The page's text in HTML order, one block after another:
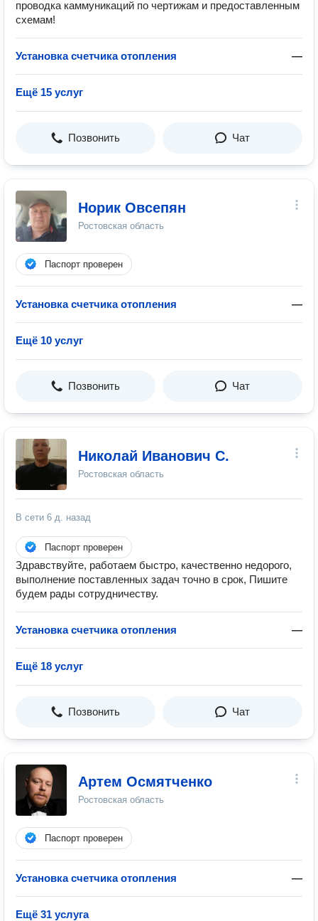
проводка каммуникаций по чертижам и предоставленным
схемам!
Установка счетчика отопления —
Ещё 15 услуг
Позвонить Чат
Норик Овсепян
Ростовская область
Паспорт проверен
Установка счетчика отопления —
Ещё 10 услуг
Позвонить Чат
Николай Иванович С.
Ростовская область
В сети 6 д. назад
Паспорт проверен
Здравствуйте, работаем быстро, качественно недорого,
выполнение поставленных задач точно в срок, Пишите
будем рады сотрудничеству.
Установка счетчика отопления —
Ещё 18 услуг
Позвонить Чат
Артем Осмятченко
Ростовская область
Паспорт проверен
Установка счетчика отопления —
Ещё 31 услуга